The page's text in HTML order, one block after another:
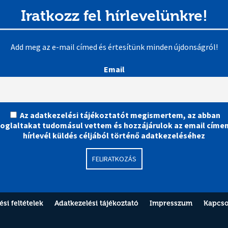
Iratkozz fel hírlevelünkre!
Add meg az e-mail címed és értesítünk minden újdonságról!
Email
Az adatkezelési tájékoztatót megismertem, az abban
tudomásul vettem és hozzájárulok az email
hírlevél küldés céljából történő adatkezeléséhez
feltételek Adatkezelési tájékoztató Impresszum